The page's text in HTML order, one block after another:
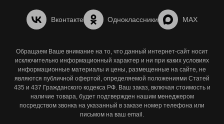
Вконтакте Одноклассники MAX
Обращаем Ваше внимание на то, что данный интернет-сайт носит
исключительно информационный характер и ни при каких условиях
информационные материалы и цены, размещенные на сайте, не
являются публичной офертой, определяемой положениями Статей
435 и 437 Гражданского кодекса РФ. Ваш заказ, включая стоимость и
наличие товара, будет подтвержден нашим менеджером
посредством звонка на указанный в заказе номер телефона или
письмом на ваш email.